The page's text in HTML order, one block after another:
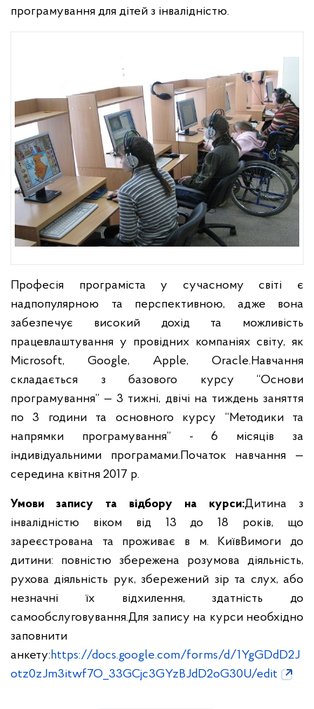
програмування для дітей з інвалідністю.
Професія програміста у сучасному світі є
надпопулярною та перспективною, адже вона
забезпечує високий дохід та можливість
працевлаштування у провідних компаніях світу, як
Microsoft, Google, Apple, Oracle.Навчання
складається з базового курсу “Основи
програмування” — 3 тижні, двічі на тиждень заняття
по 3 години та основного курсу “Методики та
напрямки програмування” - 6 місяців за
індивідуальними програмами.Початок навчання —
середина квітня 2017 р.
Умови запису та відбору на курси:Дитина з
інвалідністю віком від 13 до 18 років, що
зареєстрована та проживає в м. КиївВимоги до
дитини: повністю збережена розумова діяльність,
рухова діяльність рук, збережений зір та слух, або
незначні їх відхилення, здатність до
самообслуговування.Для запису на курси необхідно
заповнити
анкету:https://docs.google.com/forms/d/1YgGDdD2J
otz0zJm3itwf7O_33GCjc3GYzBJdD2oG30U/edit